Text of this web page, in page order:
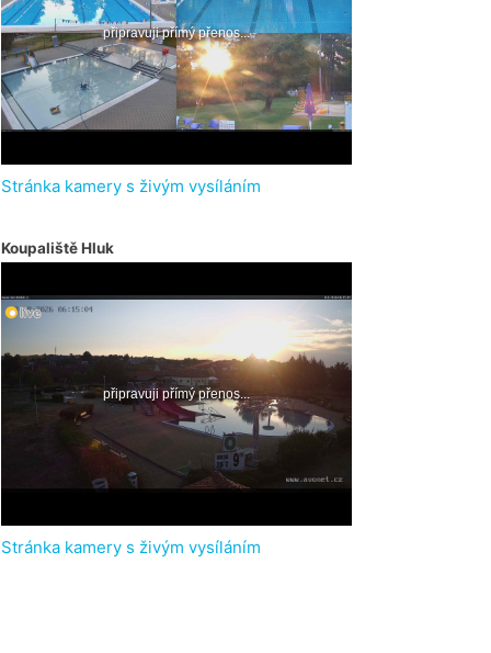
Stránka kamery s živým vysíláním
Koupaliště Hluk
Stránka kamery s živým vysíláním